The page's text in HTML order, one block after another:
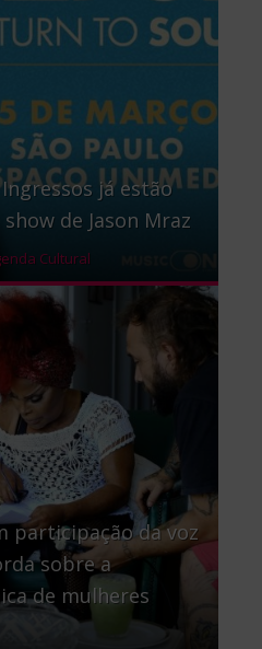
Ingressos já estão
de Jason Mraz
Cultural
participação da voz
sobre a
de mulheres